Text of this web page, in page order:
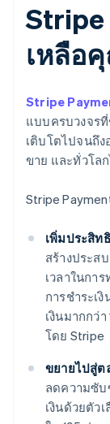
Stripe
เหลือ
Stripe
แบบครบวงจร
เติบโตไปจนถึง
ขาย และทั่วโล
Stripe
เพิ่มประสิท
สร้างประส
เวลาในกา
การชำระเ
เงินมากกว่
โดย Stripe
ขยายไปสู่ต
ลดความซับ
เงินด้วยตัว